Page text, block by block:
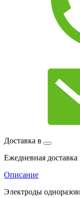
Доставка в
Ежедневная
Описание
Электроды